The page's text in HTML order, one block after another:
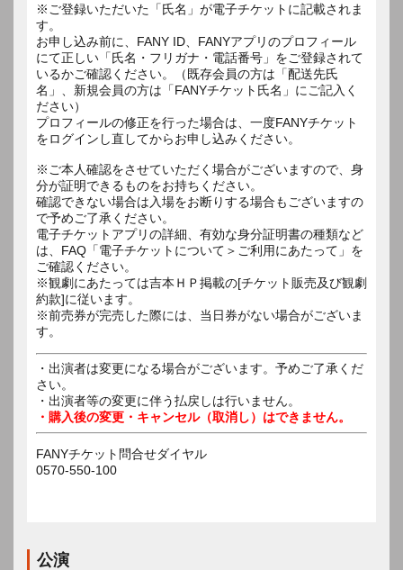
※ご登録いただいた「氏名」が電子チケットに記載されま
す。
お申し込み前に、FANY ID、FANYアプリのプロフィール
にて正しい「氏名・フリガナ・電話番号」をご登録されて
いるかご確認ください。（既存会員の方は「配送先氏
名」、新規会員の方は「FANYチケット氏名」にご記入く
ださい）
プロフィールの修正を行った場合は、一度FANYチケット
をログインし直してからお申し込みください。
※ご本人確認をさせていただく場合がございますので、身
分が証明できるものをお持ちください。
確認できない場合は入場をお断りする場合もございますの
で予めご了承ください。
電子チケットアプリの詳細、有効な身分証明書の種類など
は、FAQ「電子チケットについて＞ご利用にあたって」を
ご確認ください。
※観劇にあたっては吉本ＨＰ掲載の[チケット販売及び観劇
約款]に従います。
※前売券が完売した際には、当日券がない場合がございま
す。
・出演者は変更になる場合がございます。予めご了承くだ
さい。
・出演者等の変更に伴う払戻しは行いません。
・購入後の変更・キャンセル（取消し）はできません。
FANYチケット問合せダイヤル
0570-550-100
公演